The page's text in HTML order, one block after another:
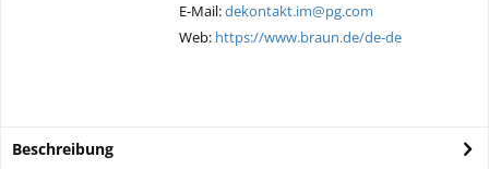
E-Mail:dekontakt.im@pg.com
Web: https://www.braun.de/de-de
Beschreibung